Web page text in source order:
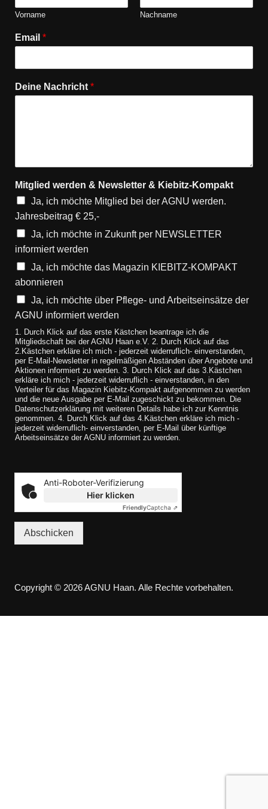
Vorname Nachname
Email *
Deine Nachricht *
Mitglied werden & Newsletter & Kiebitz-Kompakt
Ja, ich möchte Mitglied bei der AGNU werden.
Jahresbeitrag € 25,-
Ja, ich möchte in Zukunft per NEWSLETTER
informiert werden
Ja, ich möchte das Magazin KIEBITZ-KOMPAKT
abonnieren
Ja, ich möchte über Pflege- und Arbeitseinsätze der
AGNU informiert werden
1. Durch Klick auf das erste Kästchen beantrage ich die
Mitgliedschaft bei der AGNU Haan e.V. 2. Durch Klick auf das
2.Kästchen erkläre ich mich - jederzeit widerruflich- einverstanden,
per E-Mail-Newsletter in regelmäßigen Abständen über Angebote und
Aktionen informiert zu werden. 3. Durch Klick auf das 3.Kästchen
erkläre ich mich - jederzeit widerruflich - einverstanden, in den
Verteiler für das Magazin Kiebitz-Kompakt aufgenommen zu werden
und die neue Ausgabe per E-Mail zugeschickt zu bekommen. Die
Datenschutzerklärung mit weiteren Details habe ich zur Kenntnis
genommen. 4. Durch Klick auf das 4.Kästchen erkläre ich mich -
jederzeit widerruflich- einverstanden, per E-Mail über künftige
Arbeitseinsätze der AGNU informiert zu werden.
Anti-Roboter-Verifizierung
Hier klicken
FriendlyCaptcha ⇗
Abschicken
Copyright © 2026 AGNU Haan. Alle Rechte vorbehalten.